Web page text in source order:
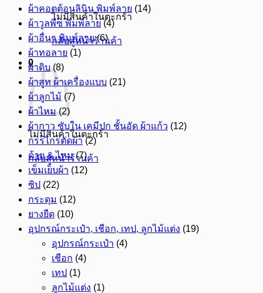
ไม่มีสินค้าในตะกร้า
กลับสู่หน้าร้านค้า
0
ไม่มีสินค้าในตะกร้า
กลับสู่หน้าร้านค้า
ผ้าคอตต้อนลินิน พิมพ์ลาย (14)
ผ้าวูลพีซ พิมพ์ลาย (4)
ผ้าอื่นๆ พิมพ์ลาย (6)
ผ้าทอลาย (1)
ผ้าดิบ (8)
ผ้าสูท ผ้าเครื่องแบบ (21)
ผ้าลูกไม้ (7)
ผ้าไหม (2)
ผ้ากาว ซับใน เคมีปก ชั้นอัด ผ้าแก้ว (12)
กรรไกรตัดผ้า (2)
ด้าย & ไหม (7)
เข็มเย็บผ้า (12)
ซิป (22)
กระดุม (12)
ยางยืด (10)
อุปกรณ์กระเป๋า, เชือก, เทป, ลูกไม้แต่ง (19)
อุปกรณ์กระเป๋า (4)
เชือก (4)
เทป (1)
ลูกไม้แต่ง (1)